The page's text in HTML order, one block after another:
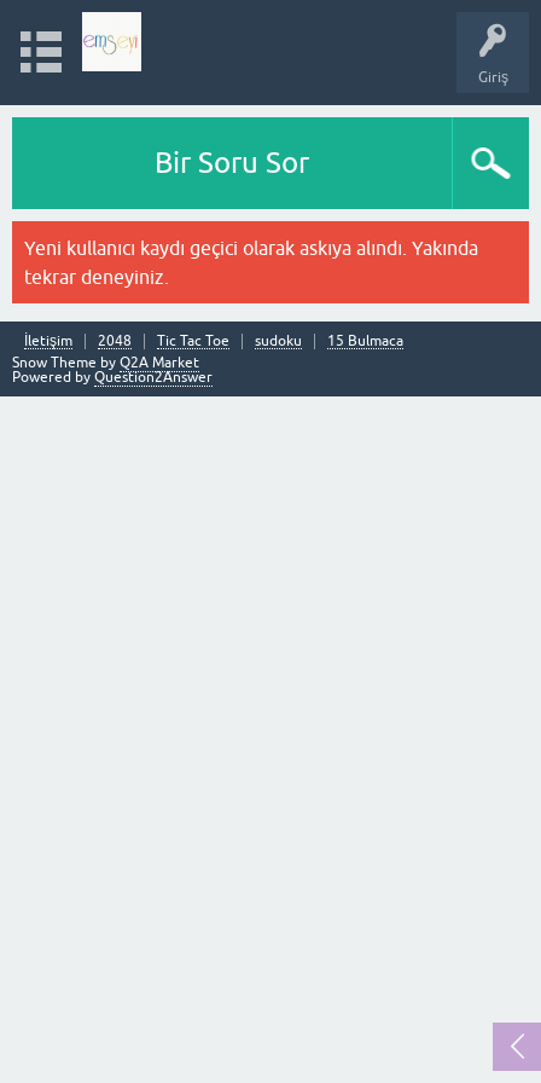
Giriş
Bir Soru Sor
Yeni kullanıcı kaydı geçici olarak askıya alındı. Yakında
tekrar deneyiniz.
İletişim 2048 Tic Tac Toe sudoku
15 Bulmaca
Snow Theme by Q2A Market
Powered by Question2Answer